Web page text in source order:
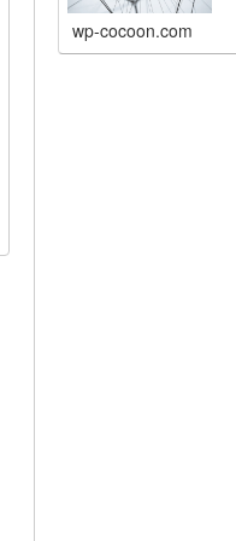
wp-cocoon.com